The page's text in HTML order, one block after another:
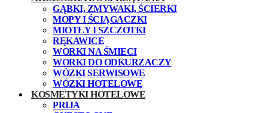
GĄBKI, ZMYWAKI, ŚCIERKI
MOPY I ŚCIĄGACZKI
MIOTŁY I SZCZOTKI
RĘKAWICE
WORKI NA ŚMIECI
WORKI DO ODKURZACZY
WÓZKI SERWISOWE
WÓZKI HOTELOWE
KOSMETYKI HOTELOWE
PRIJA